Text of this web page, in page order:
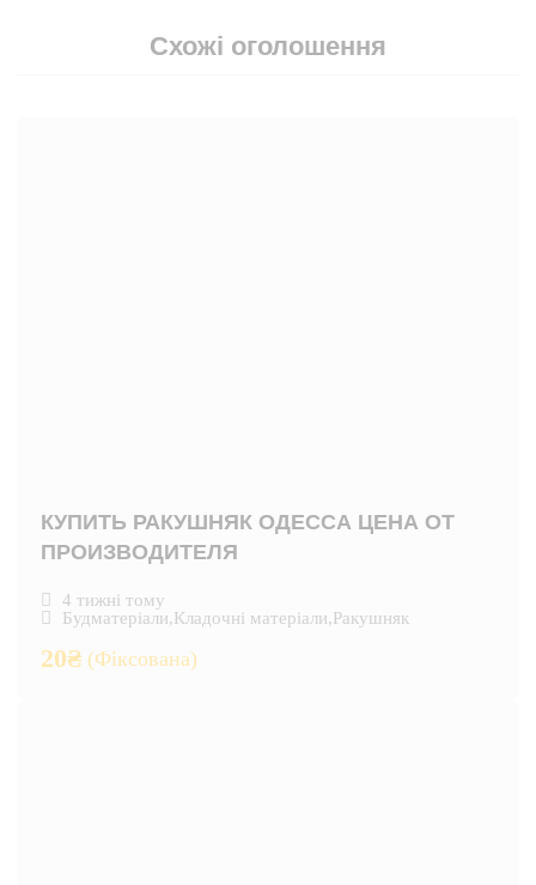
Схожі оголошення
КУПИТЬ РАКУШНЯК ОДЕССА ЦЕНА ОТ
ПРОИЗВОДИТЕЛЯ
4 тижні тому
Будматеріали,Кладочні матеріали,Ракушняк
20₴ (Фіксована)